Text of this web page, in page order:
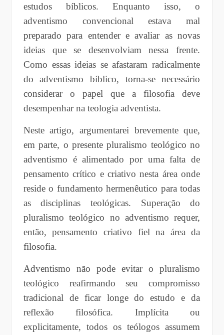
estudos bíblicos. Enquanto isso, o
adventismo convencional estava mal
preparado para entender e avaliar as novas
ideias que se desenvolviam nessa frente.
Como essas ideias se afastaram radicalmente
do adventismo bíblico, torna-se necessário
considerar o papel que a filosofia deve
desempenhar na teologia adventista.
Neste artigo, argumentarei brevemente que,
em parte, o presente pluralismo teológico no
adventismo é alimentado por uma falta de
pensamento crítico e criativo nesta área onde
reside o fundamento hermenêutico para todas
as disciplinas teológicas. Superação do
pluralismo teológico no adventismo requer,
então, pensamento criativo fiel na área da
filosofia.
Adventismo não pode evitar o pluralismo
teológico reafirmando seu compromisso
tradicional de ficar longe do estudo e da
reflexão filosófica. Implícita ou
explicitamente, todos os teólogos assumem